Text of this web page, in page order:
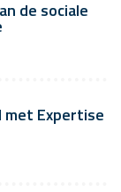
de sociale
met Expertise